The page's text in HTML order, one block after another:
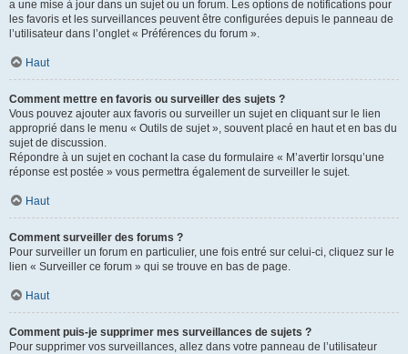
a une mise à jour dans un sujet ou un forum. Les options de notifications pour
les favoris et les surveillances peuvent être configurées depuis le panneau de
l’utilisateur dans l’onglet « Préférences du forum ».
Haut
Comment mettre en favoris ou surveiller des sujets ?
Vous pouvez ajouter aux favoris ou surveiller un sujet en cliquant sur le lien
approprié dans le menu « Outils de sujet », souvent placé en haut et en bas du
sujet de discussion.
Répondre à un sujet en cochant la case du formulaire « M’avertir lorsqu’une
réponse est postée » vous permettra également de surveiller le sujet.
Haut
Comment surveiller des forums ?
Pour surveiller un forum en particulier, une fois entré sur celui-ci, cliquez sur le
lien « Surveiller ce forum » qui se trouve en bas de page.
Haut
Comment puis-je supprimer mes surveillances de sujets ?
Pour supprimer vos surveillances, allez dans votre panneau de l’utilisateur